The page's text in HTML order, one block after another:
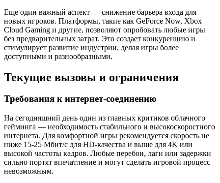
Еще один важный аспект — снижение барьера входа для
новых игроков. Платформы, такие как GeForce Now, Xbox
Cloud Gaming и другие, позволяют опробовать любые игры
без предварительных затрат. Это создает конкуренцию и
стимулирует развитие индустрии, делая игры более
доступными и разнообразными.
Текущие вызовы и ограничения
Требования к интернет-соединению
На сегодняшний день один из главных критиков облачного
гейминга — необходимость стабильного и высокоскоростного
интернета. Для комфортной игры рекомендуется скорость не
ниже 15-25 Мбит/с для HD-качества и выше для 4K или
высокой частоты кадров. Любые перебои, лаги или задержки
сильно портят впечатление и могут сделать игровой процесс
невозможным.